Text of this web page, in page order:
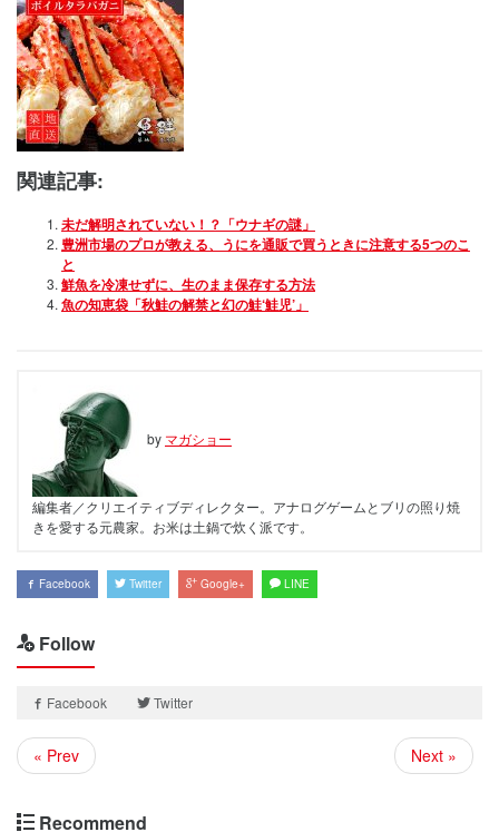
関連記事:
未だ解明されていない！？「ウナギの謎」
豊洲市場のプロが教える、うにを通販で買うときに注意する5つのこ
と
鮮魚を冷凍せずに、生のまま保存する方法
魚の知恵袋「秋鮭の解禁と幻の鮭‘鮭児’」
by マガショー
編集者／クリエイティブディレクター。アナログゲームとブリの照り焼
きを愛する元農家。お米は土鍋で炊く派です。
Facebook Twitter Google+ LINE
Follow
Facebook Twitter
« Prev Next »
Recommend